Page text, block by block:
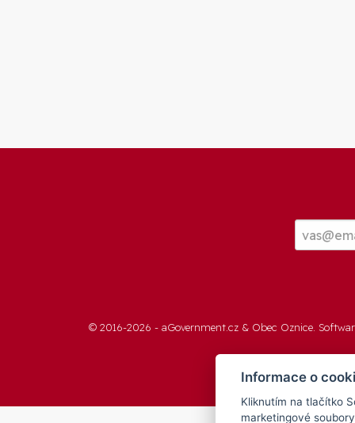
© 2016-2026 - aGovernment.cz & Obec Oznice .
Informace o
Kliknutím na tlačítko
marketingové